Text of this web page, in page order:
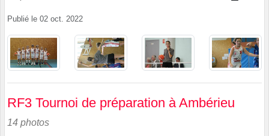
Publié le 02 oct. 2022
RF3 Tournoi de préparation à Ambérieu
14 photos